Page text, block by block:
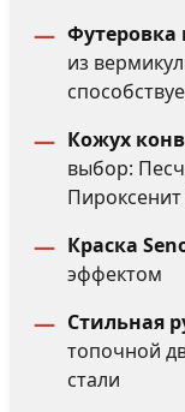
Футеровка
из
Кожух
выбор:
Краска
эффектом
Стильная
топочной
стали